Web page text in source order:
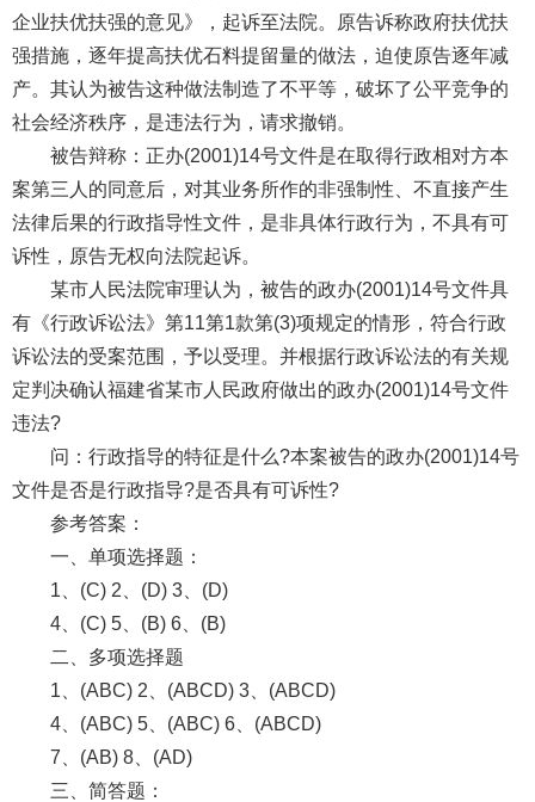
企业扶优扶强的意见》，起诉至法院。原告诉称政府扶优扶
强措施，逐年提高扶优石料提留量的做法，迫使原告逐年减
产。其认为被告这种做法制造了不平等，破坏了公平竞争的
社会经济秩序，是违法行为，请求撤销。
被告辩称：正办(2001)14号文件是在取得行政相对方本
案第三人的同意后，对其业务所作的非强制性、不直接产生
法律后果的行政指导性文件，是非具体行政行为，不具有可
诉性，原告无权向法院起诉。
某市人民法院审理认为，被告的政办(2001)14号文件具
有《行政诉讼法》第11第1款第(3)项规定的情形，符合行政
诉讼法的受案范围，予以受理。并根据行政诉讼法的有关规
定判决确认福建省某市人民政府做出的政办(2001)14号文件
违法?
问：行政指导的特征是什么?本案被告的政办(2001)14号
文件是否是行政指导?是否具有可诉性?
参考答案：
一、单项选择题：
1、(C) 2、(D) 3、(D)
4、(C) 5、(B) 6、(B)
二、多项选择题
1、(ABC) 2、(ABCD) 3、(ABCD)
4、(ABC) 5、(ABC) 6、(ABCD)
7、(AB) 8、(AD)
三、简答题：